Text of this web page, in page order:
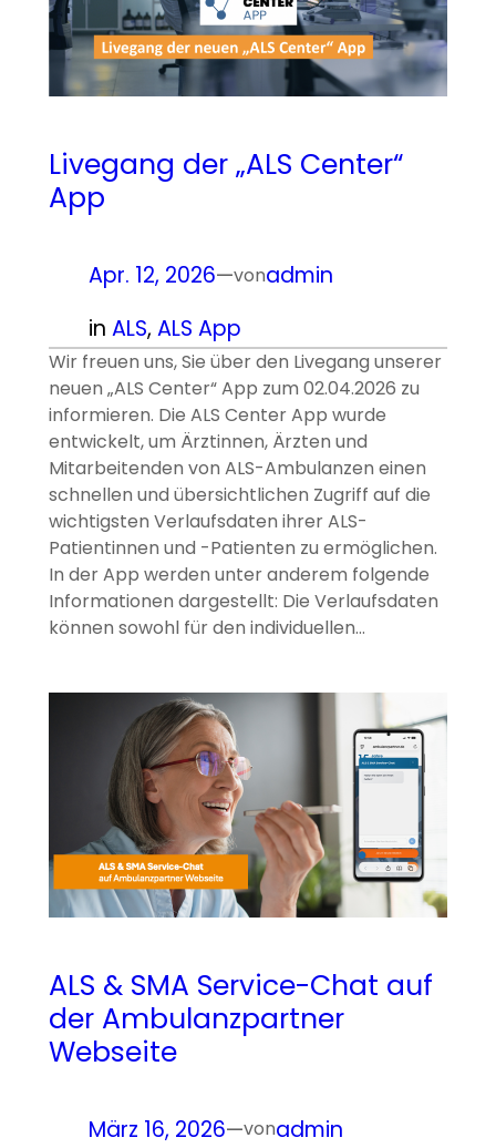
Livegang der „ALS Center“
App
Apr. 12, 2026—vonadmin
in ALS, ALS App
Wir freuen uns, Sie über den Livegang unserer
neuen „ALS Center“ App zum 02.04.2026 zu
informieren. Die ALS Center App wurde
entwickelt, um Ärztinnen, Ärzten und
Mitarbeitenden von ALS-Ambulanzen einen
schnellen und übersichtlichen Zugriff auf die
wichtigsten Verlaufsdaten ihrer ALS-
Patientinnen und -Patienten zu ermöglichen.
In der App werden unter anderem folgende
Informationen dargestellt: Die Verlaufsdaten
können sowohl für den individuellen…
ALS & SMA Service-Chat auf
der Ambulanzpartner
Webseite
März 16, 2026—vonadmin